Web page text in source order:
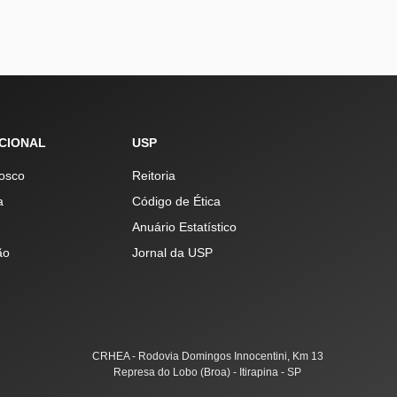
USP
Reitoria
Código de Ética
Anuário Estatístico
Jornal da USP
CRHEA - Rodovia Domingos Innocentini, Km 13
Represa do Lobo (Broa) - Itirapina - SP